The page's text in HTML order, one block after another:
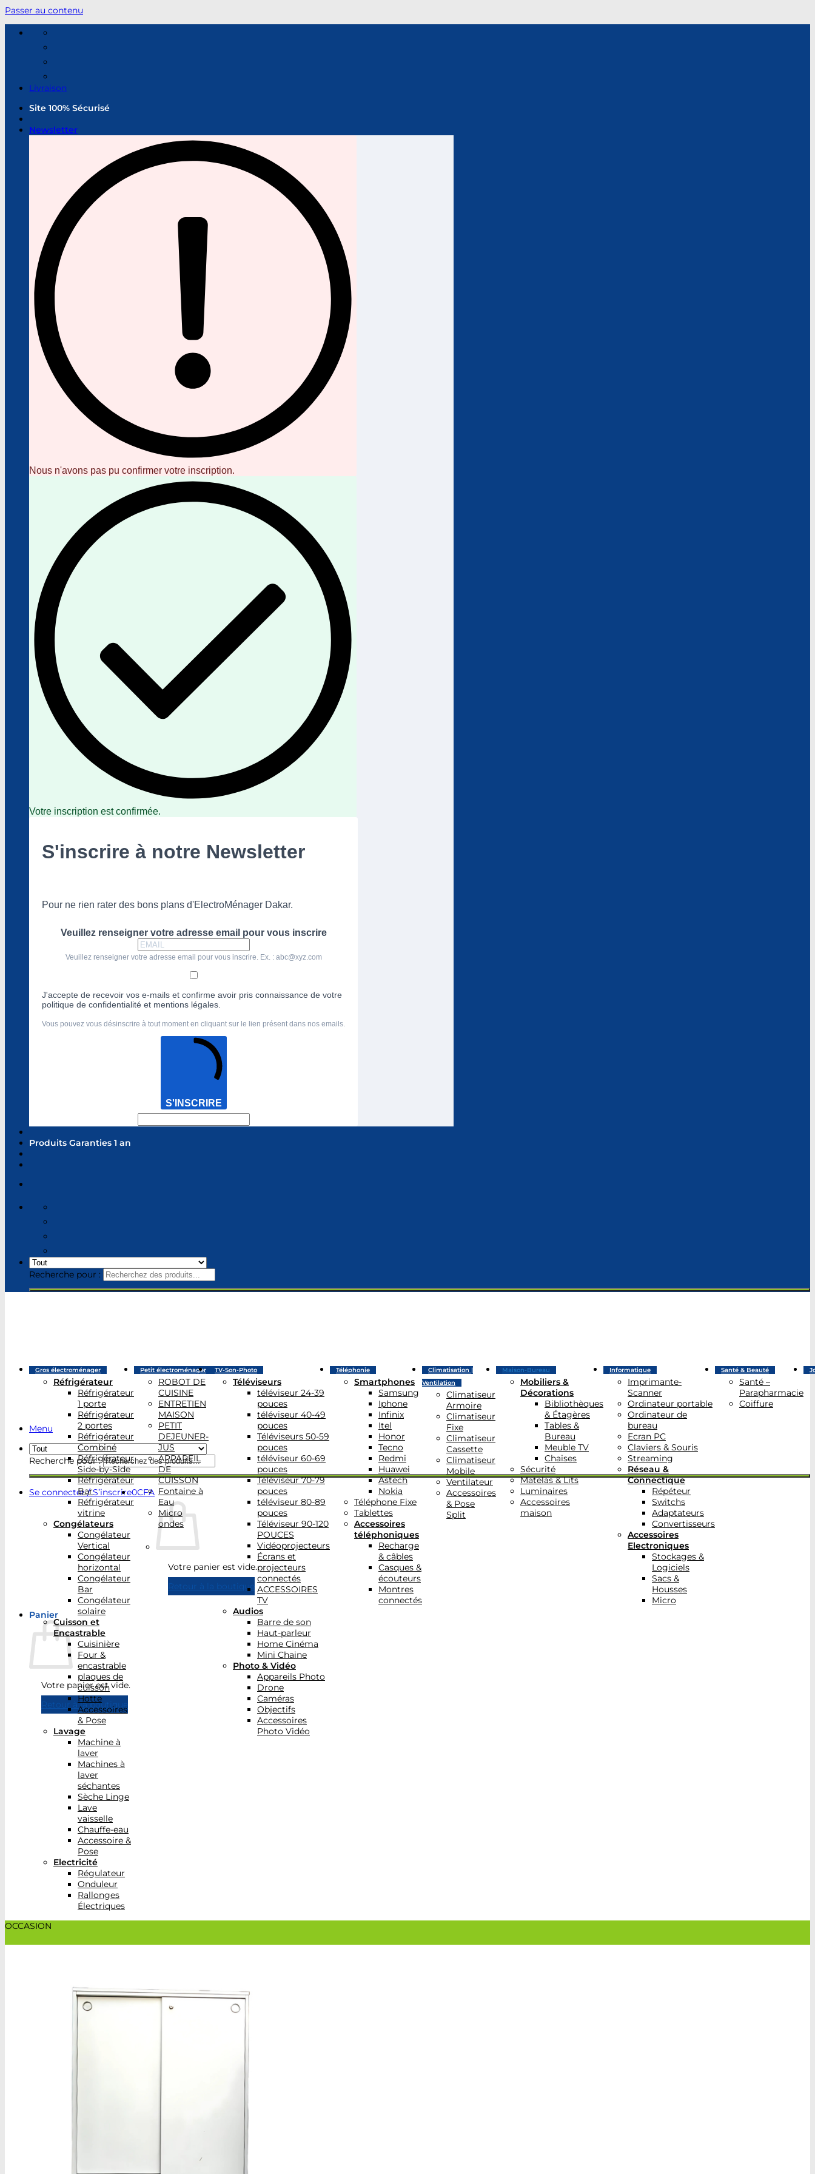
Passer au contenu
Livraison
Site 100% Sécurisé
Newsletter
Nous n'avons pas pu confirmer votre inscription.
Votre inscription est confirmée.
S'inscrire à notre Newsletter
Pour ne rien rater des bons plans d'ElectroMénager Dakar.
Veuillez renseigner votre adresse email pour vous inscrire
Veuillez renseigner votre adresse email pour vous inscrire. Ex. : abc@xyz.com
J'accepte de recevoir vos e-mails et confirme avoir pris connaissance de votre
politique de confidentialité et mentions légales.
Vous pouvez vous désinscrire à tout moment en cliquant sur le lien présent dans nos emails.
S'INSCRIRE
Produits Garanties 1 an
Recherche pour :
Menu
Recherche pour :
Se connecter / S’inscrire0CFA
Votre panier est vide.
Retour à la boutique
Panier
Votre panier est vide.
Retour à la boutique
Gros électroménager
Réfrigérateur
Réfrigérateur
1 porte
Réfrigérateur
2 portes
Réfrigérateur
Combiné
Réfrigérateur
Side-by-Side
Réfrigérateur
Bar
Réfrigérateur
vitrine
Congélateurs
Congélateur
Vertical
Congélateur
horizontal
Congélateur
Bar
Congélateur
solaire
Cuisson et
Encastrable
Cuisinière
Four &
encastrable
plaques de
cuisson
Hotte
Accessoires
& Pose
Lavage
Machine à
laver
Machines à
laver
séchantes
Sèche Linge
Lave
vaisselle
Chauffe-eau
Accessoire &
Pose
Electricité
Régulateur
Onduleur
Rallonges
Électriques
Petit électroménager
ROBOT DE
CUISINE
ENTRETIEN
MAISON
PETIT
DEJEUNER-
JUS
APPAREIL
DE
CUISSON
Fontaine à
Eau
Micro
ondes
TV-Son-Photo
Téléviseurs
téléviseur 24-39
pouces
téléviseur 40-49
pouces
Téléviseurs 50-59
pouces
téléviseur 60-69
pouces
Téléviseur 70-79
pouces
téléviseur 80-89
pouces
Téléviseur 90-120
POUCES
Vidéoprojecteurs
Écrans et
projecteurs
connectés
ACCESSOIRES
TV
Audios
Barre de son
Haut-parleur
Home Cinéma
Mini Chaine
Photo & Vidéo
Appareils Photo
Drone
Caméras
Objectifs
Accessoires
Photo Vidéo
Téléphonie
Smartphones
Samsung
Iphone
Infinix
Itel
Honor
Tecno
Redmi
Huawei
Astech
Nokia
Téléphone Fixe
Tablettes
Accessoires
téléphoniques
Recharge
& câbles
Casques &
écouteurs
Montres
connectés
Climatisation |
Ventilation
Climatiseur
Armoire
Climatiseur
Fixe
Climatiseur
Cassette
Climatiseur
Mobile
Ventilateur
Accessoires
& Pose
Split
Maison-Bureau
Mobiliers &
Décorations
Bibliothèques
& Étagères
Tables &
Bureau
Meuble TV
Chaises
Sécurité
Matelas & Lits
Luminaires
Accessoires
maison
Informatique
Imprimante-
Scanner
Ordinateur portable
Ordinateur de
bureau
Ecran PC
Claviers & Souris
Streaming
Réseau &
Connectique
Répéteur
Switchs
Adaptateurs
Convertisseurs
Accessoires
Electroniques
Stockages &
Logiciels
Sacs &
Housses
Micro
Santé & Beauté
Santé –
Parapharmacie
Coiffure
OCCASION